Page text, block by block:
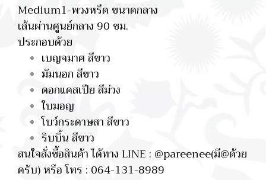
Medium1-พวงหรีด ขนาดกลาง
เส้นผ่านศูนย์กลาง 90 ซม.
ประกอบด้วย
เบญจมาศ สีขาว
มัมนอก สีขาว
ดอกแคสเปีย สีม่วง
ใบมอญ
โบว์กระดาษสา สีขาว
ริบบิ้น สีขาว
สนใจสั่งซื้อสินค้า ได้ทาง LINE : @pareenee(มี@ด้วย
ครับ) หรือ โทร : 064-131-8989